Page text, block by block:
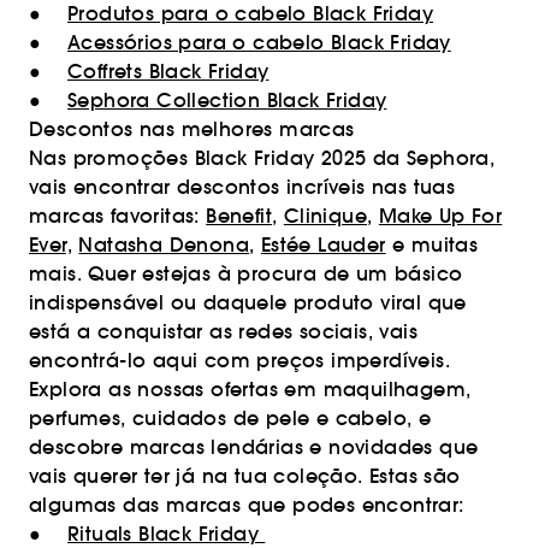
● Produtos para o cabelo Black Friday
● Acessórios para o cabelo Black Friday
● Coffrets Black Friday
● Sephora Collection Black Friday
Descontos nas melhores marcas
Nas promoções Black Friday 2025 da Sephora,
vais encontrar descontos incríveis nas tuas
marcas favoritas: Benefit, Clinique, Make Up For
Ever, Natasha Denona, Estée Lauder e muitas
mais. Quer estejas à procura de um básico
indispensável ou daquele produto viral que
está a conquistar as redes sociais, vais
encontrá-lo aqui com preços imperdíveis.
Explora as nossas ofertas em maquilhagem,
perfumes, cuidados de pele e cabelo, e
descobre marcas lendárias e novidades que
vais querer ter já na tua coleção. Estas são
algumas das marcas que podes encontrar:
● Rituals Black Friday